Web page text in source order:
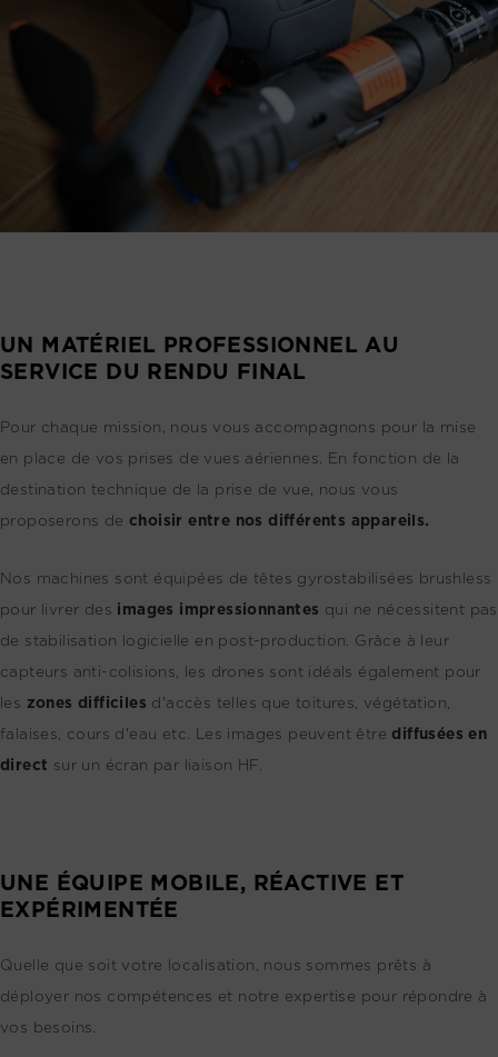
UN MATÉRIEL PROFESSIONNEL AU
SERVICE DU RENDU FINAL
Pour chaque mission, nous vous accompagnons pour la mise
en place de vos prises de vues aériennes. En fonction de la
destination technique de la prise de vue, nous vous
proposerons de choisir entre nos différents appareils.
Nos machines sont équipées de têtes gyrostabilisées brushless
pour livrer des images impressionnantes qui ne nécessitent pas
de stabilisation logicielle en post-production. Grâce à leur
capteurs anti-colisions, les drones sont idéals également pour
les zones difficiles d'accès telles que toitures, végétation,
falaises, cours d'eau etc. Les images peuvent être diffusées en
direct sur un écran par liaison HF.
UNE ÉQUIPE MOBILE, RÉACTIVE ET
EXPÉRIMENTÉE
Quelle que soit votre localisation, nous sommes prêts à
déployer nos compétences et notre expertise pour répondre à
vos besoins.